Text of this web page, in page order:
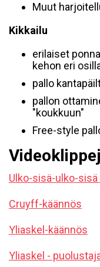
Muut
Kikkailu
erilaiset
kehon eri
pallo
pallon
"koukkuun"
Free-style
Ulko-sisä-ulko-
Cruyff-käännös
Yliaskel-käännös
Yliaskel -